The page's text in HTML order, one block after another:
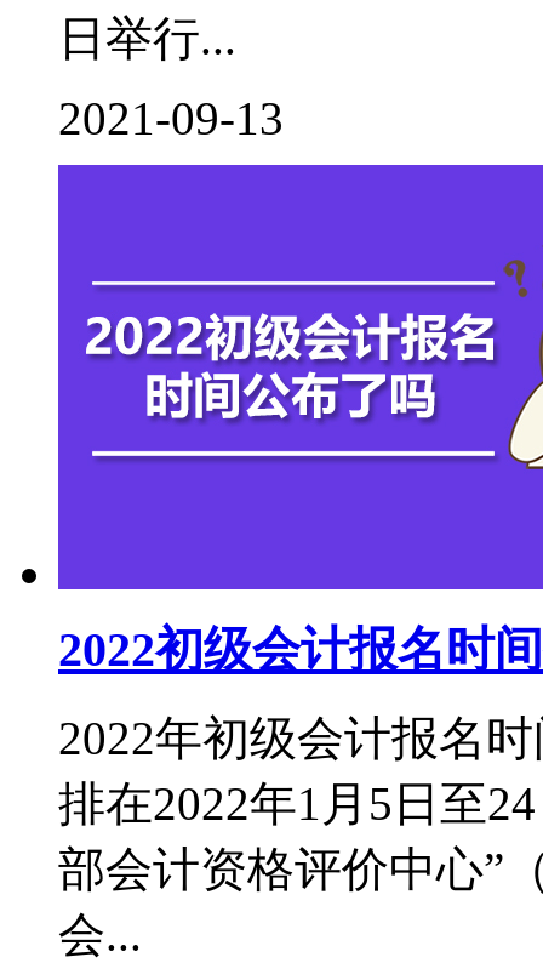
日举行...
2021-09-13
2022初级会计报名时
2022年初级会计报名
排在2022年1月5日至
部会计资格评价中心”
会...